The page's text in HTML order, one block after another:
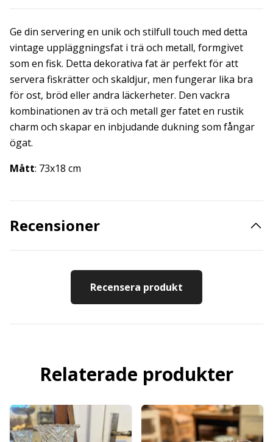
Ge din servering en unik och stilfull touch med detta
vintage uppläggningsfat i trä och metall, formgivet
som en fisk. Detta dekorativa fat är perfekt för att
servera fiskrätter och skaldjur, men fungerar lika bra
för ost, bröd eller andra läckerheter. Den vackra
kombinationen av trä och metall ger fatet en rustik
charm och skapar en inbjudande dukning som fångar
ögat.
Mått: 73x18 cm
Recensioner
Recensera produkt
Relaterade produkter